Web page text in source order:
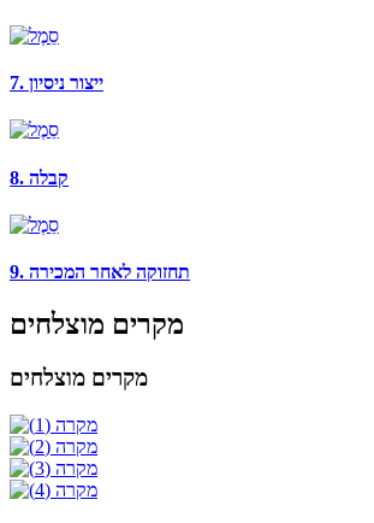
7. ייצור ניסיון
8. קבלה
9. תחזוקה לאחר המכירה
מקרים מוצלחים
מקרים מוצלחים